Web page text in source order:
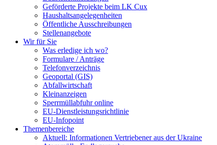
Geförderte Projekte beim LK Cux
Haushaltsangelegenheiten
Öffentliche Ausschreibungen
Stellenangebote
Wir für Sie
Was erledige ich wo?
Formulare / Anträge
Telefonverzeichnis
Geoportal (GIS)
Abfallwirtschaft
Kleinanzeigen
Sperrmüllabfuhr online
EU-Dienstleistungsrichtlinie
EU-Infopoint
Themenbereiche
Aktuell: Informationen Vertriebener aus der Ukraine